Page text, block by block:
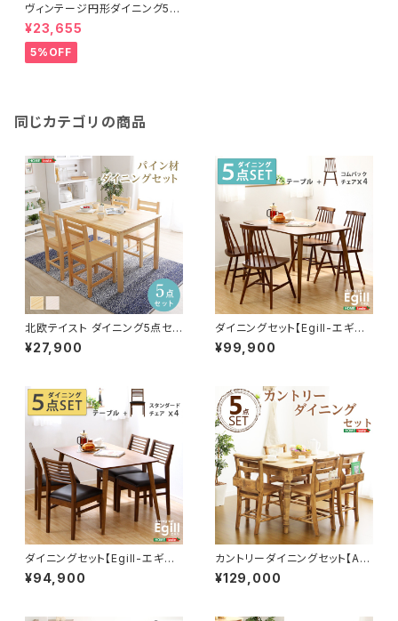
ヴィンテージ円形ダイニング5点
セット CRV-5
¥23,655
5%OFF
同じカテゴリの商品
北欧テイスト ダイニング5点セッ
ト 天然木製 【Salute-サル
ーテ】 PND-5
¥27,900
ダイニングセット【Egill-エギ
ル-】5点セット（コムバックチェア
タイプ） SH-01EGL-5C
¥99,900
ダイニングセット【Egill-エギ
ル-】5点セット（スタンダードチェ
アタイプ） SH-01EGL-5S
¥94,900
カントリーダイニングセット【Al
mee-アルム-】5点セット SH-
01ALM-5
¥129,000